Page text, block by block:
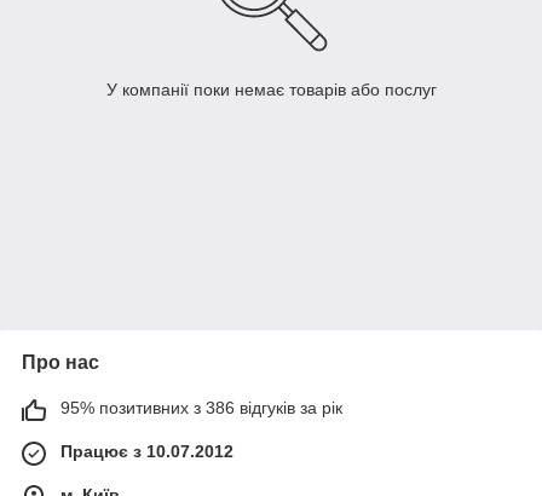
У компанії поки немає товарів або послуг
Про нас
95% позитивних з 386 відгуків за рік
Працює з 10.07.2012